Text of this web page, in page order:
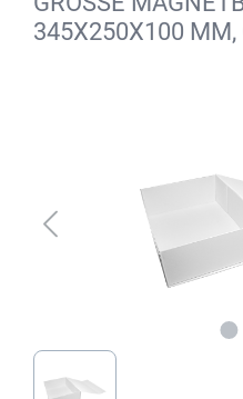
45X250X100 MM,